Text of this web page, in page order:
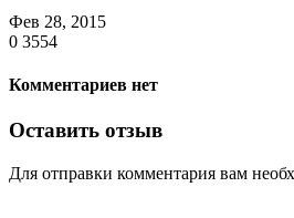
Фев 28, 2015
0 3554
Комментариев нет
Оставить отзыв
Для отправки комментария вам